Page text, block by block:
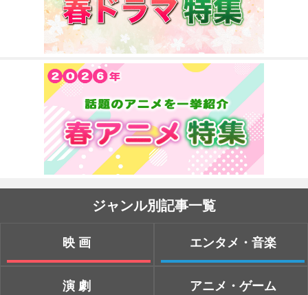
ジャンル別記事一覧
映画
演劇
エンタメ・音楽
アニメ・ゲーム